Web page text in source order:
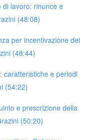
di lavoro: rinunce e
(48:08)
per incentivazione dei
(48:44)
caratteristiche e periodi
(54:22)
e prescrizione della
(50:20)